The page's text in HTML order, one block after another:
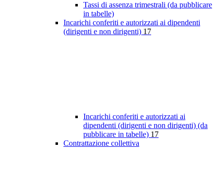
Tassi di assenza trimestrali (da pubblicare
in tabelle)
Incarichi conferiti e autorizzati ai dipendenti
(dirigenti e non dirigenti) 17
Incarichi conferiti e autorizzati ai
dipendenti (dirigenti e non dirigenti) (da
pubblicare in tabelle) 17
Contrattazione collettiva